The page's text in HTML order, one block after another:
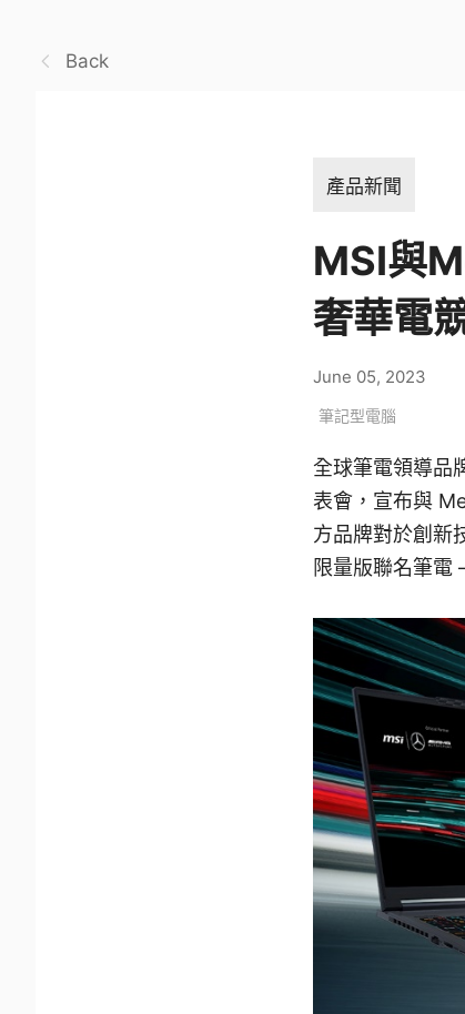
Back
產品新聞
MSI與
奢華電
June 05, 2023
筆記型電腦
全球筆電領導品
表會，宣布與
方品牌對於創新
限量版聯名筆